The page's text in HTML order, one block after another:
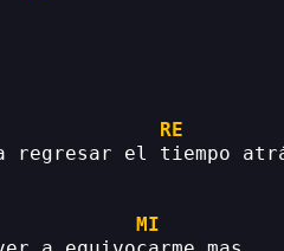
RE
regresar el tiempo
MI